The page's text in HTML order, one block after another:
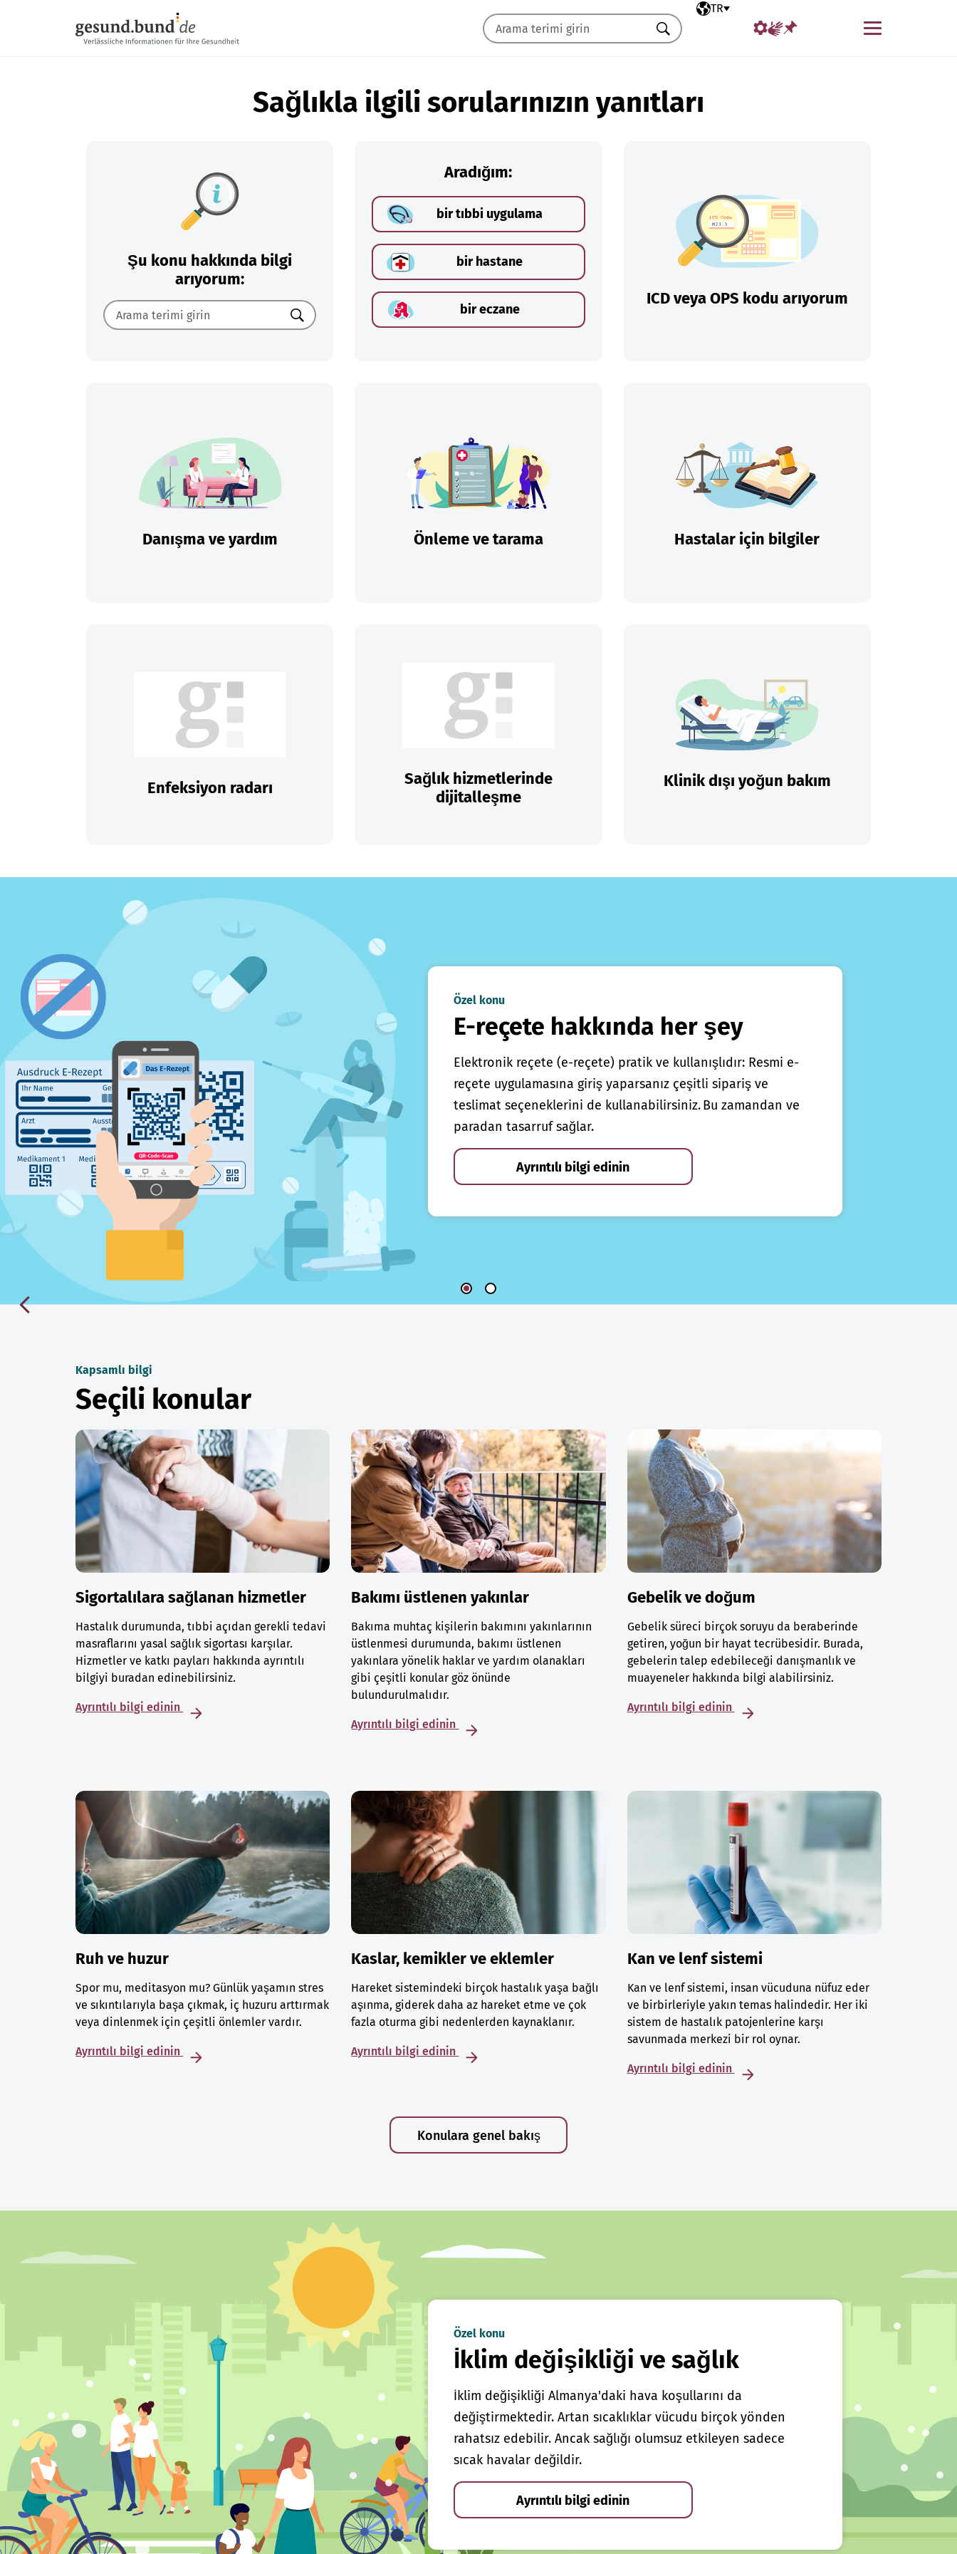
Seçili dil
TR
Menü
Ara
Sağlıkla ilgili sorularınızın yanıtları
Şu konu hakkında bilgi
arıyorum:
Ara
Aradığım:
bir tıbbi uygulama
bir hastane
bir eczane
ICD veya OPS kodu arıyorum
Danışma ve yardım Önleme ve tarama Hastalar için bilgiler
Enfeksiyon radarı
Sağlık hizmetlerinde
dijitalleşme
Klinik dışı yoğun bakım
Özel konu
E-reçete hakkında her şey
Elektronik reçete (e-reçete) pratik ve kullanışlıdır: Resmi e-
reçete uygulamasına giriş yaparsanız çeşitli sipariş ve
teslimat seçeneklerini de kullanabilirsiniz. Bu zamandan ve
paradan tasarruf sağlar.
Ayrıntılı bilgi edinin
Kapsamlı bilgi
Seçili konular
Sigortalılara sağlanan hizmetler
Hastalık durumunda, tıbbi açıdan gerekli tedavi
masraflarını yasal sağlık sigortası karşılar.
Hizmetler ve katkı payları hakkında ayrıntılı
bilgiyi buradan edinebilirsiniz.
Ayrıntılı bilgi edinin
Bakımı üstlenen yakınlar
Bakıma muhtaç kişilerin bakımını yakınlarının
üstlenmesi durumunda, bakımı üstlenen
yakınlara yönelik haklar ve yardım olanakları
gibi çeşitli konular göz önünde
bulundurulmalıdır.
Ayrıntılı bilgi edinin
Gebelik ve doğum
Gebelik süreci birçok soruyu da beraberinde
getiren, yoğun bir hayat tecrübesidir. Burada,
gebelerin talep edebileceği danışmanlık ve
muayeneler hakkında bilgi alabilirsiniz.
Ayrıntılı bilgi edinin
Ruh ve huzur
Spor mu, meditasyon mu? Günlük yaşamın stres
ve sıkıntılarıyla başa çıkmak, iç huzuru arttırmak
veya dinlenmek için çeşitli önlemler vardır.
Ayrıntılı bilgi edinin
Kaslar, kemikler ve eklemler
Hareket sistemindeki birçok hastalık yaşa bağlı
aşınma, giderek daha az hareket etme ve çok
fazla oturma gibi nedenlerden kaynaklanır.
Ayrıntılı bilgi edinin
Kan ve lenf sistemi
Kan ve lenf sistemi, insan vücuduna nüfuz eder
ve birbirleriyle yakın temas halindedir. Her iki
sistem de hastalık patojenlerine karşı
savunmada merkezi bir rol oynar.
Ayrıntılı bilgi edinin
Konulara genel bakış
Özel konu
İklim değişikliği ve sağlık
İklim değişikliği Almanya'daki hava koşullarını da
değiştirmektedir. Artan sıcaklıklar vücudu birçok yönden
rahatsız edebilir. Ancak sağlığı olumsuz etkileyen sadece
sıcak havalar değildir.
Ayrıntılı bilgi edinin